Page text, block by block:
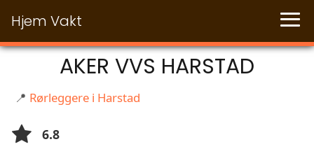
Hjem Vakt
AKER VVS HARSTAD
📍 Rørleggere i Harstad
6.8